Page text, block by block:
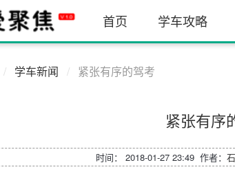
首页 学车攻略
学车新闻 紧张有序的驾考
紧张有序
时间： 2018-01-27 23:49 作者：